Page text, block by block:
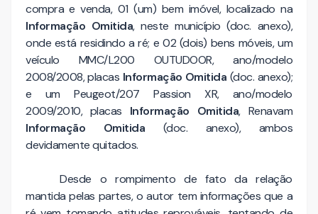
compra e venda, 01 (um) bem imóvel, localizado na
Informação Omitida, neste município (doc. anexo),
onde está residindo a ré; e 02 (dois) bens móveis, um
veículo MMC/L200 OUTUDOOR, ano/modelo
2008/2008, placas Informação Omitida (doc. anexo);
e um Peugeot/207 Passion XR, ano/modelo
2009/2010, placas Informação Omitida, Renavam
Informação Omitida (doc. anexo), ambos
devidamente quitados.
Desde o rompimento de fato da relação
mantida pelas partes, o autor tem informações que a